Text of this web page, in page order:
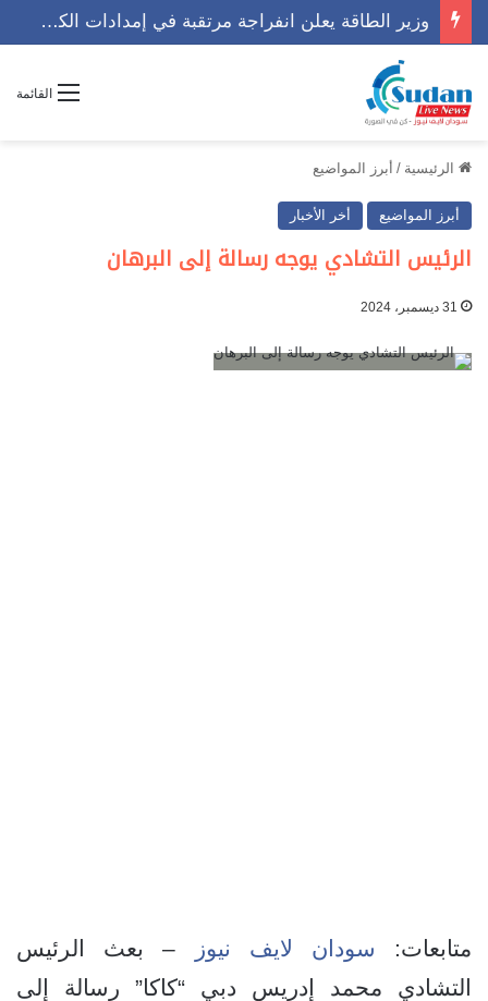
القائمة
الرئيسية / أبرز المواضيع
أبرز المواضيع أخر الأخبار
الرئيس التشادي يوجه رسالة إلى البرهان
31 ديسمبر، 2024
متابعات: سودان لايف نيوز
– بعث الرئيس
التشادي محمد إدريس دبي “كاكا” رسالة إلى